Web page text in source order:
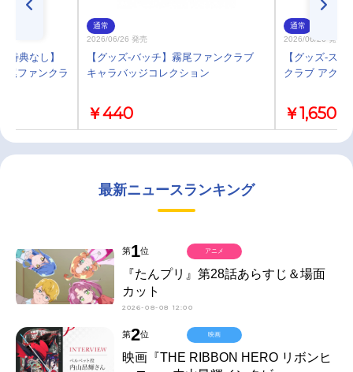
特典なし】
尾ファンクラ
通常
2026/06/26 発売
【グッズ-バッチ】霧尾ファンクラブ
キャラバッジコレクション
￥440
通常
2026/06/26 発売
【グッズ-ス
クラブ アクリ
￥1,650
最新ニュースランキング
第1位
『たんプリ』第28話あらすじ＆場面
カット
2026-08-08 12:00
アニメ
第2位
映画『THE RIBBON HERO リボンヒ
映画